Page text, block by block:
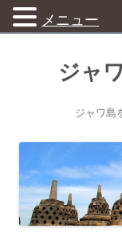
ジャ
ジャワ島
メニュー